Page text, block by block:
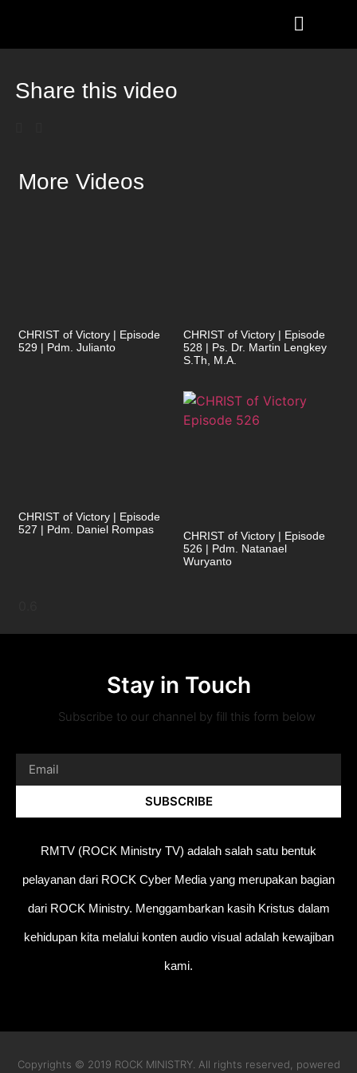
Share this video
More Videos
CHRIST of Victory | Episode
529 | Pdm. Julianto
CHRIST of Victory | Episode
528 | Ps. Dr. Martin Lengkey
S.Th, M.A.
CHRIST of Victory | Episode
527 | Pdm. Daniel Rompas
CHRIST of Victory | Episode
526 | Pdm. Natanael
Wuryanto
Stay in Touch
Subscribe to our channel by fill this form below
SUBSCRIBE
RMTV (ROCK Ministry TV) adalah salah satu bentuk
pelayanan dari ROCK Cyber Media yang merupakan bagian
dari ROCK Ministry. Menggambarkan kasih Kristus dalam
kehidupan kita melalui konten audio visual adalah kewajiban
kami.
Copyrights © 2019 ROCK MINISTRY. All rights reserved, powered